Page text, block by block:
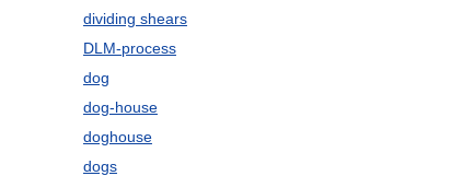
dividing shears
DLM-process
dog
dog-house
doghouse
dogs